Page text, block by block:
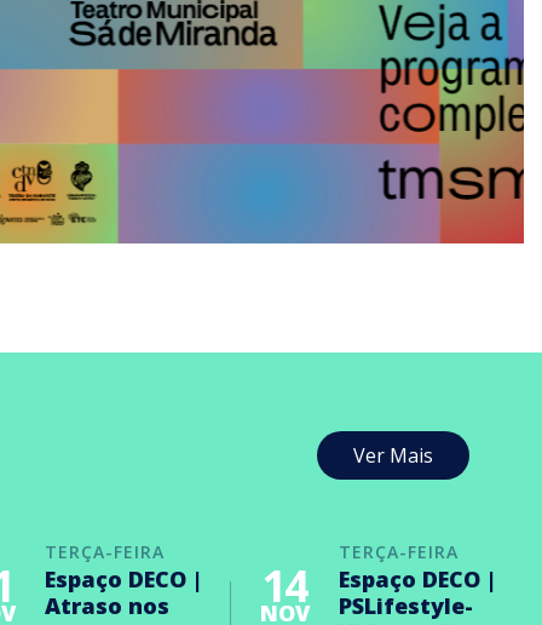
Ver Mais
TERÇA-FEIRA
Espaço DECO |
Atraso nos
TERÇA-FEIRA
14
NOV
Espaço DECO |
PSLifestyle-